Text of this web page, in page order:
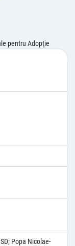
pentru Adopţie
Popa Nicolae-